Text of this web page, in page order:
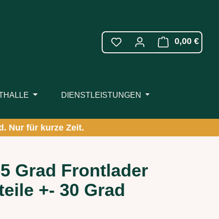
0,00 €
DIENSTLEISTUNGEN
Nur für kurze Zeit.
Grad Frontlader
+- 30 Grad